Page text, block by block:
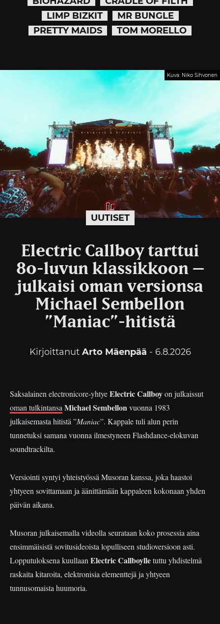
LIMP BIZKIT
MR BUNGLE
PRETTY MAIDS
TOM MORELLO
UUTISET
Kuva: Niko Sihvonen
Electric Callboy tarttui
80-luvun klassikkoon –
julkaisi oman versionsa
Michael Sembellon
”Maniac”-hitistä
Kirjoittanut Arto Mäenpää - 6.8.2026
Saksalainen electronicore-yhtyeElectric Callboyon julkaissut
oman tulkintansa Michael Sembellonvuonna 1983
julkaisemasta hitistä ”Maniac”. Kappale tuli alun perin
tunnetuksi samana vuonna ilmestyneen Flashdance-elokuvan
soundtrackilta.
Versiointi syntyi yhteistyössä Musoran kanssa, joka haastoi
yhtyeen sovittamaan ja äänittämään kappaleen kokonaan yhden
päivän aikana.
Musoran julkaisemalla videolla seurataan koko prosessia aina
ensimmäisistä sovitusideoista lopulliseen studioversioon asti.
Lopputuloksena kuullaan Electric Callboylletuttu yhdistelmä
raskaita kitaroita, elektronisia elementtejä ja yhtyeen
tunnusomaista huumoria.